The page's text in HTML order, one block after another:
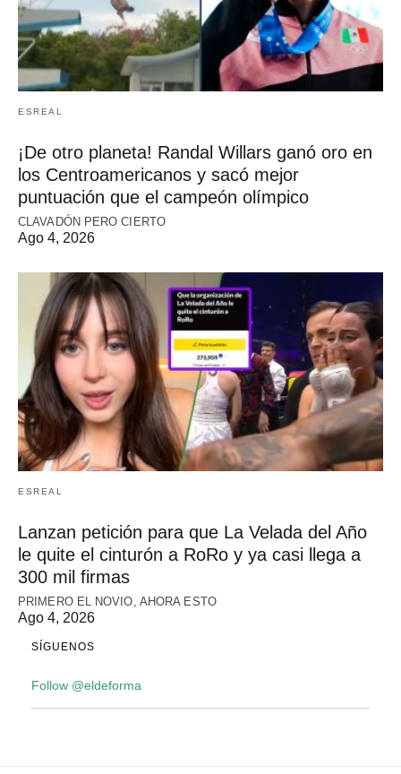
ESREAL
¡De otro planeta! Randal Willars ganó oro en
los Centroamericanos y sacó mejor
puntuación que el campeón olímpico
CLAVADÓN PERO CIERTO
Ago 4, 2026
ESREAL
Lanzan petición para que La Velada del Año
le quite el cinturón a RoRo y ya casi llega a
300 mil firmas
PRIMERO EL NOVIO, AHORA ESTO
Ago 4, 2026
SÍGUENOS
Follow @eldeforma